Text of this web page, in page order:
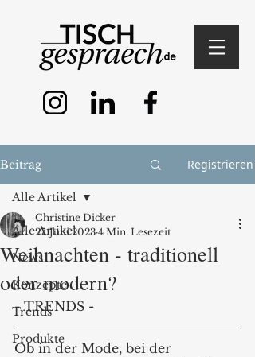
Beitrag Registrieren
Alle Artikel
News
Konzepte
Trends
Produkte
Alle Artikel
Weihnachten - traditionell
oder modern?
Christine Dicker
27. Juni 2023 4 Min. Lesezeit
- TRENDS -
Ob in der Mode, bei der